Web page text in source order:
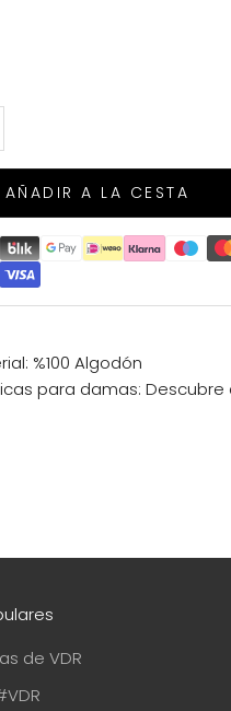
cantidad
AÑADIR A LA CESTA
%100 Algodón
para damas: Descubre
de VDR